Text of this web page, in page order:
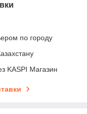
по городу
KASPI Магазин